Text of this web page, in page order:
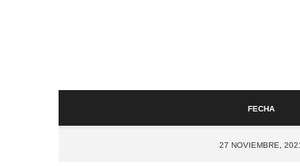
Fecha
27 noviembre,